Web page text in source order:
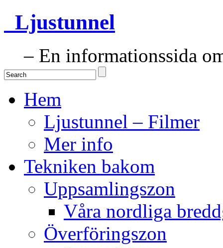
Ljustunnel
– En informationssida
Hem
Ljustunnel – Filmer
Mer info
Tekniken bakom
Uppsamlingszon
Våra nordliga
Överföringszon